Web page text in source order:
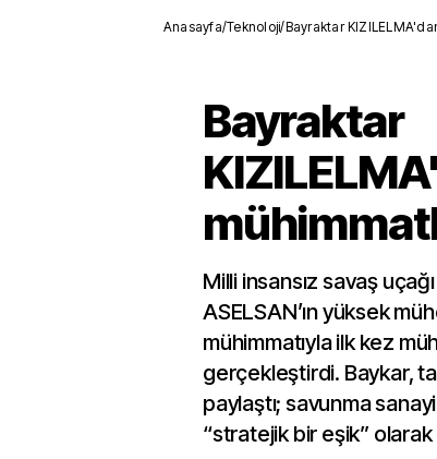
Anasayfa/Teknoloji/Bayraktar
Bayraktar
Milli insansız savaş
ASELSAN’ın yüksek
mühimmatıyla ilk kez
gerçekleştirdi. Baykar,
paylaştı; savunma
“stratejik bir eşik”